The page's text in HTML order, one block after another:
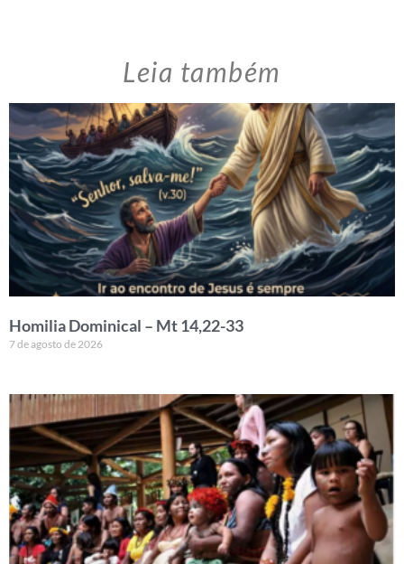
Leia também
Homilia Dominical – Mt 14,22-33
7 de agosto de 2026